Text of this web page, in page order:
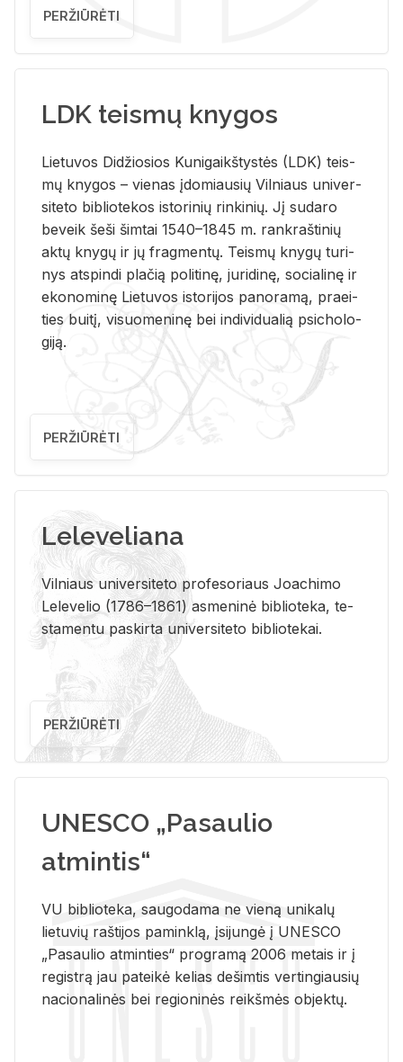
PERŽIŪRĖTI
LDK teismų knygos
Lie­tu­vos Di­džio­sios Ku­ni­gaikš­tys­tės (LDK) teis­
mų kny­gos – vie­nas įdo­miau­sių Vil­niaus uni­ver­
si­te­to bi­b­lio­te­kos is­to­ri­nių rin­ki­nių. Jį su­da­ro
be­veik šeši šim­tai 1540–1845 m. rank­raš­ti­nių
aktų kny­gų ir jų frag­men­tų. Teis­mų kny­gų tu­ri­
nys at­spin­di pla­čią po­li­ti­nę, ju­ri­di­nę, so­cia­li­nę ir
eko­no­mi­nę Lie­tu­vos is­to­ri­jos pa­no­ra­mą, pra­ei­
ties bui­tį, vi­suo­me­ni­nę bei in­di­vi­dua­lią psi­cho­lo­
gi­ją.
PERŽIŪRĖTI
Leleveliana
Vil­niaus uni­ver­si­te­to pro­fe­so­riaus Jo­a­chi­mo
Le­le­ve­lio (1786–1861) as­me­ni­nė bi­b­lio­te­ka, te­
sta­men­tu pa­skir­ta uni­ver­si­te­to bi­b­lio­te­kai.
PERŽIŪRĖTI
UNESCO „Pasaulio
atmintis“
VU biblioteka, saugodama ne vieną unikalų
lietuvių raštijos paminklą, įsijungė į UNESCO
„Pasaulio atminties“ programą 2006 metais ir į
registrą jau pateikė kelias dešimtis vertingiausių
nacionalinės bei regioninės reikšmės objektų.